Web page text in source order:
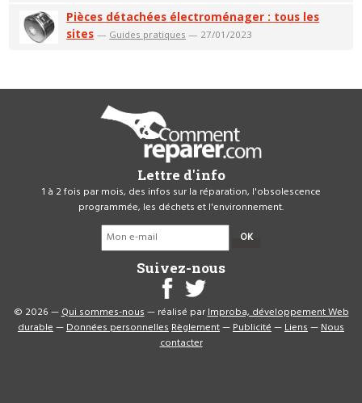
Pièces détachées électroménager : tous les
sites — Guides pratiques — 27/01/2023
Lettre d'info
1 à 2 fois par mois, des infos sur la réparation, l'obsolescence
programmée, les déchets et l'environnement.
OK
Suivez-nous
© 2026 —Qui sommes-nous— réalisé parImproba, développement Web
durable—Données personnellesRèglement—Publicité—Liens—Nous
contacter